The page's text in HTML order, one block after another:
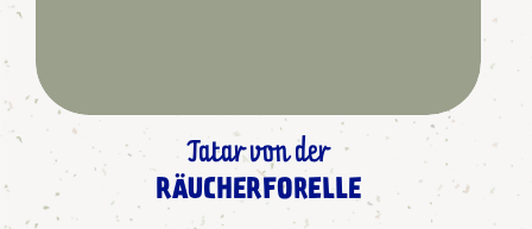
Tatar von der
RÄUCHERFORELLE